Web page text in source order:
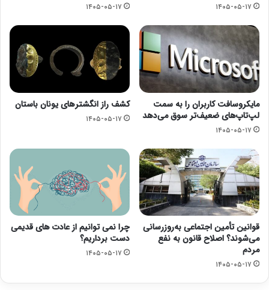
۱۴۰۵-۰۵-۱۷ ۱۴۰۵-۰۵-۱۷
مایکروسافت کاربران را به سمت
لپ‌تاپ‌های ضعیف‌تر سوق می‌دهد
۱۴۰۵-۰۵-۱۷
کشف راز انگشترهای یونان باستان
۱۴۰۵-۰۵-۱۷
قوانین تأمین اجتماعی به‌روزرسانی
می‌شوند؟ اصلاح قانون به نفع
مردم
۱۴۰۵-۰۵-۱۷
چرا نمی توانیم از عادت های قدیمی
دست برداریم؟
۱۴۰۵-۰۵-۱۷